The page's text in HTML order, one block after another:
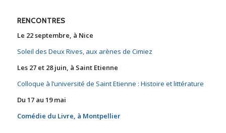
RENCONTRES
Le 22 septembre, à Nice
Soleil des Deux Rives, aux arènes de Cimiez
Les 27 et 28 juin, à Saint Etienne
Colloque à l’université de Saint Etienne : Histoire et littérature
Du 17 au 19 mai
Comédie du Livre, à Montpellier